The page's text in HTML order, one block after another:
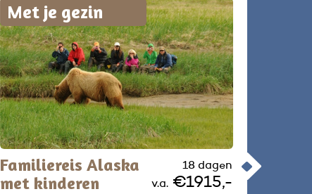
Met je gezin
Familiereis Alaska
met kinderen
18 dagen
v.a.€1915,-